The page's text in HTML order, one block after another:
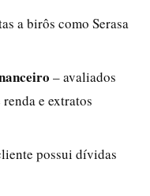
a birôs como Serasa
– avaliados
e extratos
possui dívidas